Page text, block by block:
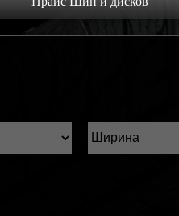
Прайс дисков
Грузовые 17.5 C